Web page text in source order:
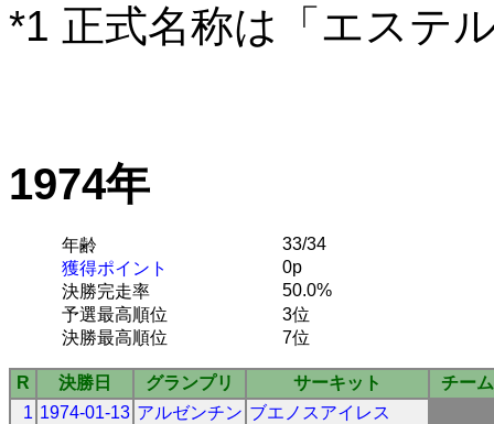
*1 正式名称は「エステ
1974年
年齢
33/34
獲得ポイント
0p
決勝完走率
50.0%
予選最高順位
3位
決勝最高順位
7位
R 決勝日 グランプリ サーキット
チーム
1 1974-01-13 アルゼンチン ブエノスアイレス